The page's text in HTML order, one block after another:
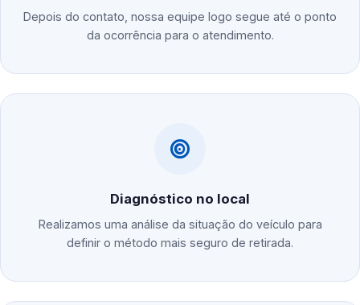
Depois do contato, nossa equipe logo segue até o ponto
da ocorrência para o atendimento.
Diagnóstico no local
Realizamos uma análise da situação do veículo para
definir o método mais seguro de retirada.